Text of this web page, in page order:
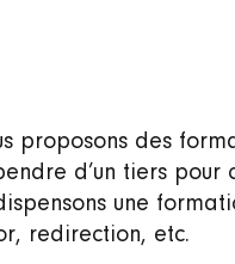
proposons des
d’un tiers
une
redirection, etc.